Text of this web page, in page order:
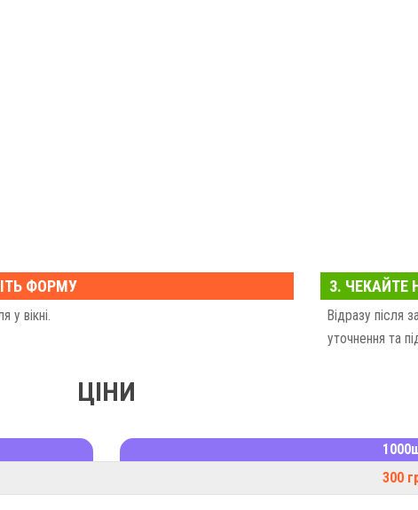
ФОРМУ
у вікні.
3. ЧЕКАЙТЕ
Відразу після
уточнення та
ЦІНИ
300